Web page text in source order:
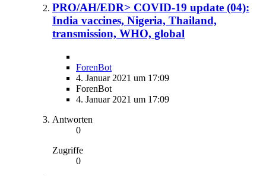
PRO/AH/EDR> COVID-19 update (04):
India vaccines, Nigeria, Thailand,
transmission, WHO, global
ForenBot
4. Januar 2021 um 17:09
ForenBot
4. Januar 2021 um 17:09
Antworten
0
Zugriffe
0